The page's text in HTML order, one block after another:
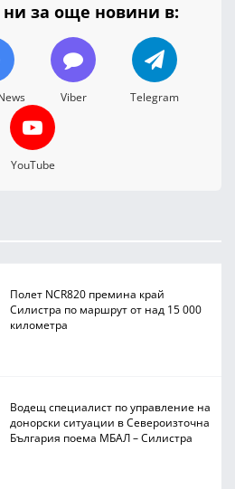
ни за още новини в:
Viber Telegram
YouTube
Полет NCR820 премина край
Силистра по маршрут от над 15 000
километра
Водещ специалист по управление на
донорски ситуации в Североизточна
България поема МБАЛ – Силистра